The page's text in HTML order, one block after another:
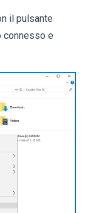
il pulsante
e